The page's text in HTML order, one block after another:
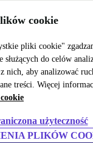
cookie
pliki cookie"
do celów
nich, aby analizować
treści. Więcej
użyteczność
PLIKÓW
i łatwo
5% na